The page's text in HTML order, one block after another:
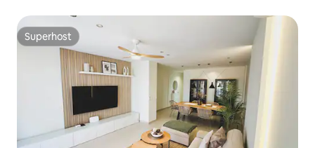
Superhost
Superhost